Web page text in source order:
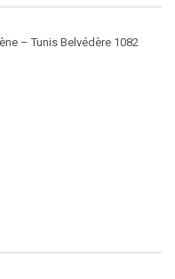
– Tunis Belvédère 1082